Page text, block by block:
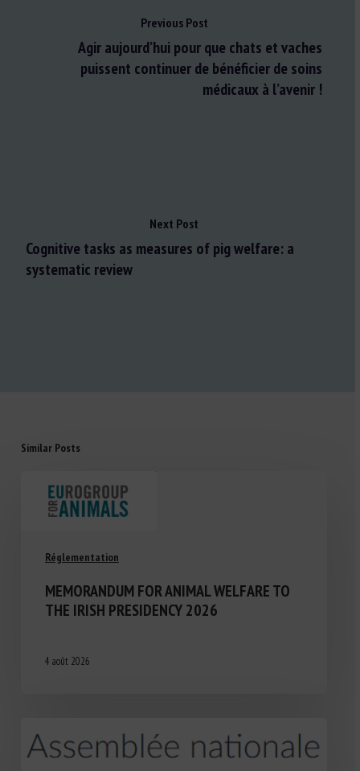
Previous Post
Agir aujourd’hui pour que chats et vaches
puissent continuer de bénéficier de soins
médicaux à l’avenir !
Next Post
Cognitive tasks as measures of pig welfare: a
systematic review
Similar Posts
Réglementation
MEMORANDUM FOR ANIMAL WELFARE TO
THE IRISH PRESIDENCY 2026
4 août 2026